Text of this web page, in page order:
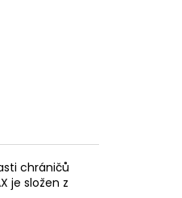
chráničů
je složen z